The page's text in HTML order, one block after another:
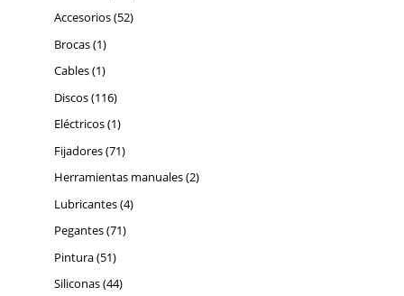
productos
Accesorios 5252
Brocas 11
producto
Cables 11
producto
Discos 116116
productos
Eléctricos 11
producto
Fijadores 7171
productos
Herramientas manuales 22
Lubricantes 44
Pegantes 7171
Pintura 5151
productos
Siliconas 4444